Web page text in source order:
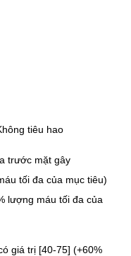
tiêu hao
trước mặt gây
tối đa của mục tiêu)
lượng máu tối đa của
giá trị [40-75] (+60%